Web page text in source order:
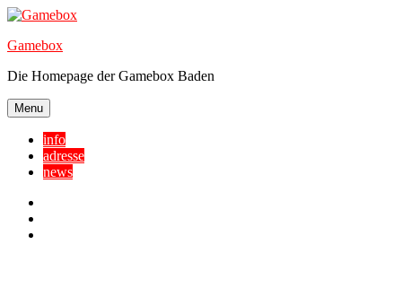
Skip
content
Gamebox
Die Homepage der Gamebox Baden
Menu
info
adresse
news